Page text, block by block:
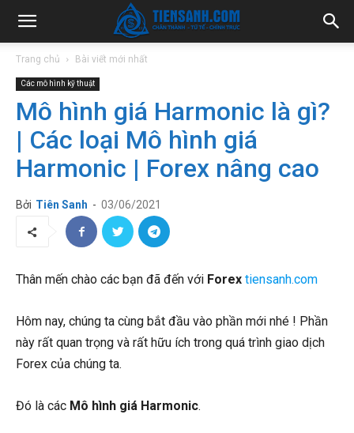
Trang chủ Bài viết mới nhất
Các mô hình kỹ thuật
Mô hình giá Harmonic là gì?
| Các loại Mô hình giá
Harmonic | Forex nâng cao
Bởi Tiên Sanh - 03/06/2021
Thân mến chào các bạn đã đến với Forex tiensanh.com
Hôm nay, chúng ta cùng bắt đầu vào phần mới nhé ! Phần
này rất quan trọng và rất hữu ích trong quá trình giao dịch
Forex của chúng ta.
Đó là các Mô hình giá Harmonic.